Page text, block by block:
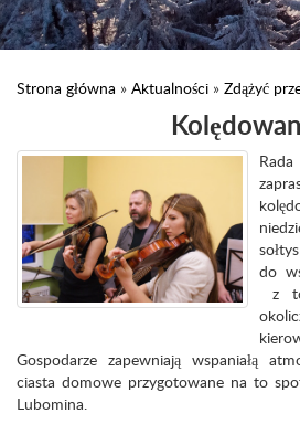
Strona główna » Aktualności » Zdążyć
do
z
Gospodarze zapewniają wspaniałą
ciasta domowe przygotowane na to
Lubomina.